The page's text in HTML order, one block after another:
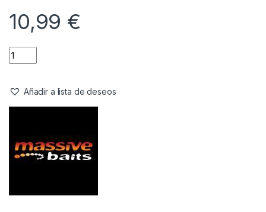
Stock: 2 disponibles
proteicos y las mezclas de palitos. Un aditivo sin el cual el
10,99€